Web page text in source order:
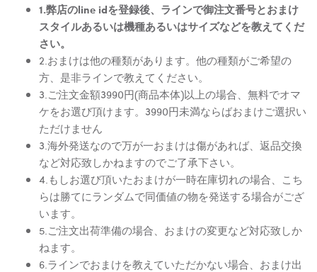
1.弊店のline idを登録後、ラインで御注文番号とおまけ
スタイルあるいは機種あるいはサイズなどを教えてくだ
さい。
2.おまけは他の種類があります。他の種類がご希望の
方、是非ラインで教えてください。
3.ご注文金額3990円(商品本体)以上の場合、無料でオマ
ケをお選び頂けます。3990円未満ならばおまけご選択い
ただけません
3.海外発送なので万が一おまけは傷があれば、返品交換
など対応致しかねますのでご了承下さい。
4.もしお選び頂いたおまけが一時在庫切れの場合、こち
らは勝てにランダムで同価値の物を発送する場合がござ
います。
5.ご注文出荷準備の場合、おまけの変更など対応致しか
ねます。
6.ラインでおまけを教えていただかない場合、おまけ出